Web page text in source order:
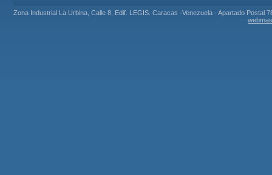
Zona Industrial La Urbina, Calle 8, Edif. LEGIS. Caracas -Venezuela - Apartado